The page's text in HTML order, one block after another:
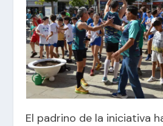
El padrino de la iniciativa